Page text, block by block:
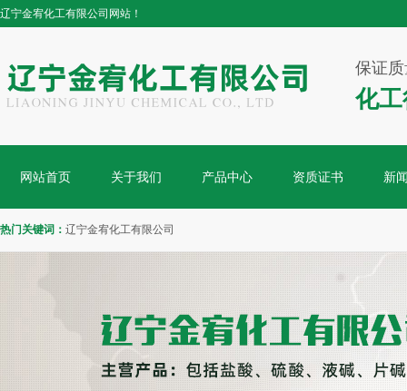
辽宁金宥化工有限公司网站！
保证
化
网站首页 关于我们 产品中心 资质证书 新
热门关键词： 辽宁金宥化工有限公司